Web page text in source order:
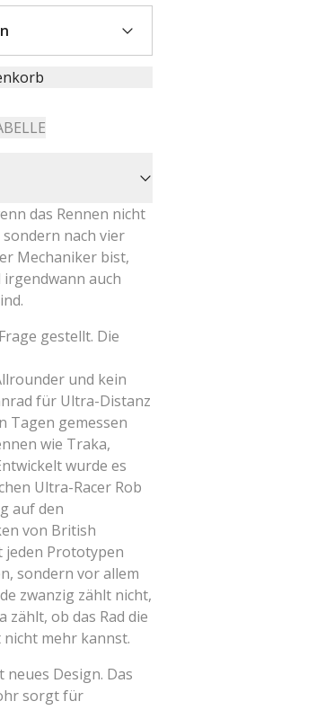
das Rennen nicht
nach vier
Mechaniker bist,
auch
gestellt. Die
und kein
für Ultra-Distanz
Tagen gemessen
wie Traka,
wurde es
Ultra-Racer Rob
auf den
von British
jeden Prototypen
sondern vor allem
zwanzig zählt nicht,
zählt, ob das Rad die
mehr kannst.
Design. Das
sorgt für